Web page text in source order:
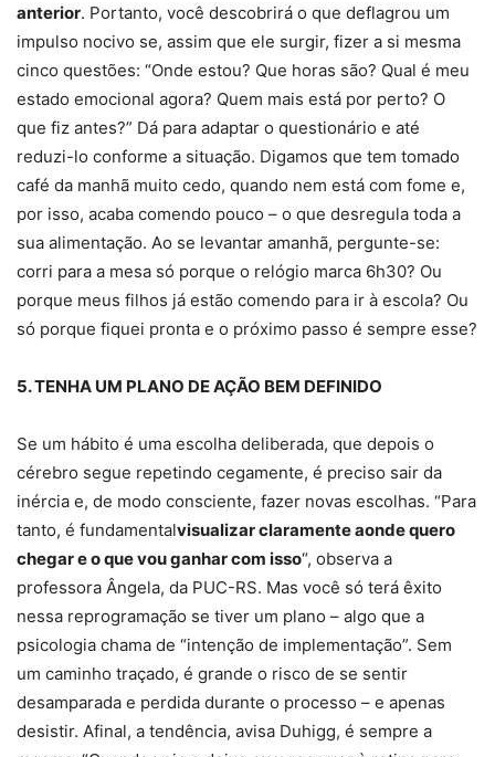
anterior. Portanto, você descobrirá o que deflagrou um
impulso nocivo se, assim que ele surgir, fizer a si mesma
cinco questões: “Onde estou? Que horas são? Qual é meu
estado emocional agora? Quem mais está por perto? O
que fiz antes?” Dá para adaptar o questionário e até
reduzi-lo conforme a situação. Digamos que tem tomado
café da manhã muito cedo, quando nem está com fome e,
por isso, acaba comendo pouco – o que desregula toda a
sua alimentação. Ao se levantar amanhã, pergunte-se:
corri para a mesa só porque o relógio marca 6h30? Ou
porque meus filhos já estão comendo para ir à escola? Ou
só porque fiquei pronta e o próximo passo é sempre esse?
5. TENHA UM PLANO DE AÇÃO BEM DEFINIDO
Se um hábito é uma escolha deliberada, que depois o
cérebro segue repetindo cegamente, é preciso sair da
inércia e, de modo consciente, fazer novas escolhas. “Para
tanto, é fundamentalvisualizar claramente aonde quero
chegar e o que vou ganhar com isso“, observa a
professora Ângela, da PUC-RS. Mas você só terá êxito
nessa reprogramação se tiver um plano – algo que a
psicologia chama de “intenção de implementação”. Sem
um caminho traçado, é grande o risco de se sentir
desamparada e perdida durante o processo – e apenas
desistir. Afinal, a tendência, avisa Duhigg, é sempre a